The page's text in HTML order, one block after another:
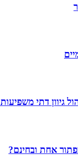
גיוון דתי
אחת ובחינם?